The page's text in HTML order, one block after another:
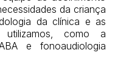
da criança
da clínica e as
utilizamos, como a
e fonoaudiologia